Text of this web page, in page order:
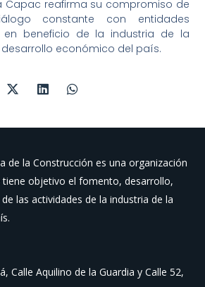
Capac reafirma su compromiso de
constante con entidades
en beneficio de la industria de la
económico del país.
de la Construcción es una organización
tiene objetivo el fomento, desarrollo,
las actividades de la industria de la
Calle Aquilino de la Guardia y Calle 52,